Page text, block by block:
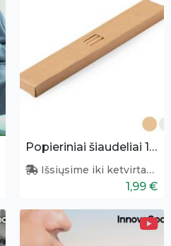
Popieriniai šiaudeliai 10vnt.
Išsiųsime iki ketvirtadienio
1,99 €